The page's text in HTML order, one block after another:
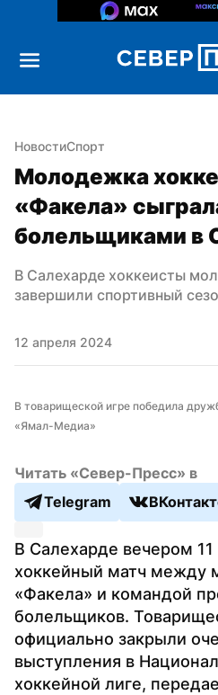
НовостиСпорт
Молодежка
«Факела»
болельщиками в
В Салехарде хоккеисты
завершили спортивный
12 апреля 2024
В товарищеской игре победила
«Ямал-Медиа»
Читать «Север-Пресс» в
Telegram
В Салехарде вечером
хоккейный матч между
«Факела» и командой
болельщиков.
официально закрыли
выступления в
хоккейной лиге,